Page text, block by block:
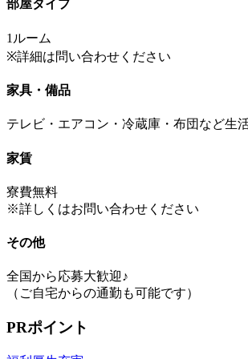
部屋タイプ
1ルーム
※詳細は問い合わせください
家具・備品
テレビ・エアコン・冷蔵庫・布団など生
家賃
寮費無料
※詳しくはお問い合わせください
その他
全国から応募大歓迎♪
（ご自宅からの通勤も可能です）
PRポイント